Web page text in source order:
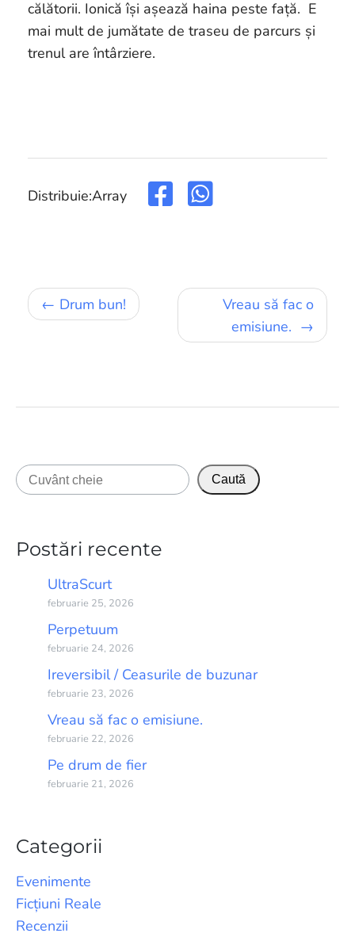
călătorii. Ionică își așează haina peste față. E
mai mult de jumătate de traseu de parcurs și
trenul are întârziere.
Distribuie:Array
Navigare
în
Drum bun!
Vreau să fac o
emisiune.
Caută Caută
Postări recente
UltraScurt
februarie 25, 2026
Perpetuum
februarie 24, 2026
Ireversibil / Ceasurile de buzunar
februarie 23, 2026
Vreau să fac o emisiune.
februarie 22, 2026
Pe drum de fier
februarie 21, 2026
Categorii
Evenimente
Ficțiuni Reale
Recenzii